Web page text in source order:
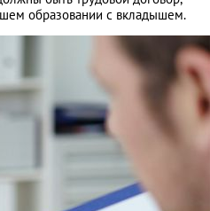
образовании с вкладышем.